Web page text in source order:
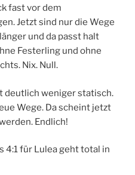
fast vor dem
Jetzt sind nur die Wege
und da passt halt
Festerling und ohne
Nix. Null.
deutlich weniger statisch.
Wege. Da scheint jetzt
Endlich!
4:1 für Lulea geht total in